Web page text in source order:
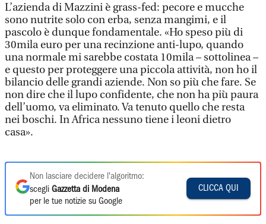
L’azienda di Mazzini è grass-fed: pecore e mucche
sono nutrite solo con erba, senza mangimi, e il
pascolo è dunque fondamentale. «Ho speso più di
30mila euro per una recinzione anti-lupo, quando
una normale mi sarebbe costata 10mila – sottolinea –
e questo per proteggere una piccola attività, non ho il
bilancio delle grandi aziende. Non so più che fare. Se
non dire che il lupo confidente, che non ha più paura
dell’uomo, va eliminato. Va tenuto quello che resta
nei boschi. In Africa nessuno tiene i leoni dietro
casa».
Non lasciare decidere l'algoritmo:
scegli Gazzetta di Modena
per le tue notizie su Google
CLICCA QUI